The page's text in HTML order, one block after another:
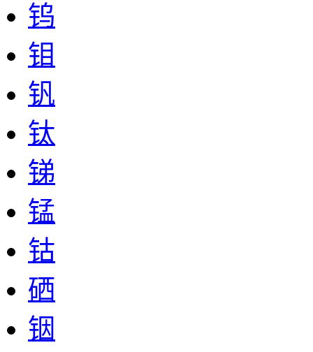
钨
钼
钒
钛
锑
锰
钴
硒
铟